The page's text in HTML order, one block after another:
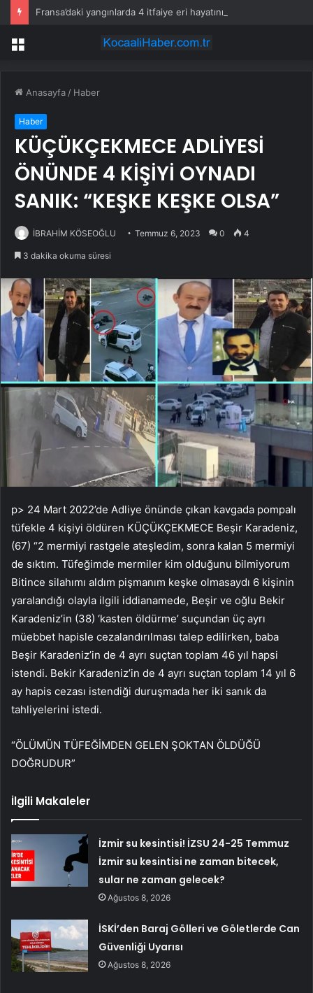
Fransa’daki yangınlarda 4 itfaiye eri hayatını kaybetti
Menü
Anasayfa / Haber
Haber
KÜÇÜKÇEKMECE ADLİYESİ
ÖNÜNDE 4 KİŞİYİ OYNADI
SANIK: “KEŞKE KEŞKE OLSA”
İBRAHİM KÖSEOĞLU Temmuz 6, 2023 0 4
3 dakika okuma süresi
p> 24 Mart 2022’de Adliye önünde çıkan kavgada pompalı
tüfekle 4 kişiyi öldüren KÜÇÜKÇEKMECE Beşir Karadeniz,
(67) “2 mermiyi rastgele ateşledim, sonra kalan 5 mermiyi
de sıktım. Tüfeğimde mermiler kim olduğunu bilmiyorum
Bitince silahımı aldım pişmanım keşke olmasaydı 6 kişinin
yaralandığı olayla ilgili iddianamede, Beşir ve oğlu Bekir
Karadeniz’in (38) ‘kasten öldürme’ suçundan üç ayrı
müebbet hapisle cezalandırılması talep edilirken, baba
Beşir Karadeniz’in de 4 ayrı suçtan toplam 46 yıl hapsi
istendi. Bekir Karadeniz’in de 4 ayrı suçtan toplam 14 yıl 6
ay hapis cezası istendiği duruşmada her iki sanık da
tahliyelerini istedi.
“ÖLÜMÜN TÜFEĞİMDEN GELEN ŞOKTAN ÖLDÜĞÜ
DOĞRUDUR”
İlgili Makaleler
İzmir su kesintisi! İZSU 24-25 Temmuz
İzmir su kesintisi ne zaman bitecek,
sular ne zaman gelecek?
Ağustos 8, 2026
İSKİ’den Baraj Gölleri ve Göletlerde Can
Güvenliği Uyarısı
Ağustos 8, 2026